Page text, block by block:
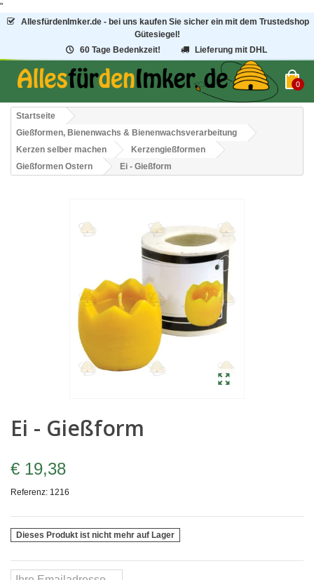
"
AllesfürdenImker.de - bei uns kaufen Sie sicher ein mit dem Trustedshop
Gütesiegel!
60 Tage Bedenkzeit!
Lieferung mit DHL
0
Startseite
Gießformen, Bienenwachs & Bienenwachsverarbeitung
Kerzen selber machen
Kerzengießformen
Gießformen Ostern
Ei - Gießform
Ei - Gießform
€ 19,38
Referenz: 1216
Dieses Produkt ist nicht mehr auf Lager